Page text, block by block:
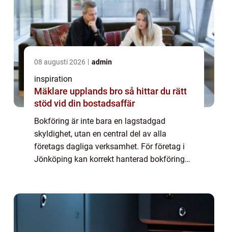
08 augusti 2026 admin
inspiration
Mäklare upplands bro så hittar du rätt
stöd vid din bostadsaffär
Bokföring är inte bara en lagstadgad
skyldighet, utan en central del av alla
företags dagliga verksamhet. För företag i
Jönköping kan korrekt hanterad bokföring